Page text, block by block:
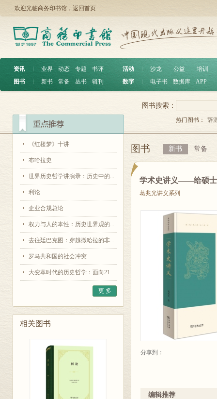
欢迎光临商务印书馆， 返回首页
资讯 ︱ 业界 动态 专题
书评
图书
︱ 新书 常备 丛书 辑刊
活动 沙龙 公益
培训
数字
电子书 数据库 APP
《红楼梦》十讲
布哈拉史
世界历史哲学讲演录：历史中的...
利论
企业合规总论
权力与人的本性：历史世界观的...
去往廷巴克图：穿越撒哈拉的非...
罗马共和国的社会冲突
大变革时代的历史哲学：面向21...
更 多
相关图书
图书搜索：
热门图书： 辞
图书 新书 常备
学术史讲义——给硕
葛兆光讲义系列
分享到：
编辑推荐